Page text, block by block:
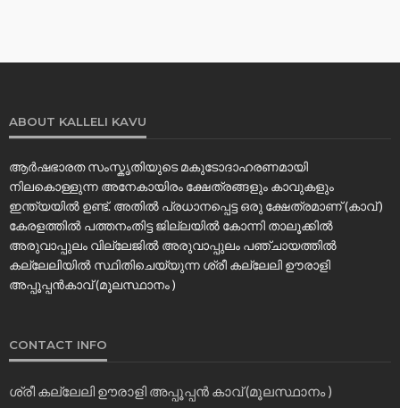
ABOUT KALLELI KAVU
ആർഷഭാരത സംസ്കൃതിയുടെ മകുടോദാഹരണമായി
നിലകൊള്ളുന്ന അനേകായിരം ക്ഷേത്രങ്ങളും കാവുകളും
ഇന്ത്യയിൽ ഉണ്ട്. അതിൽ പ്രധാനപ്പെട്ട ഒരു ക്ഷേത്രമാണ് (കാവ് )
കേരളത്തിൽ പത്തനംതിട്ട ജില്ലയിൽ കോന്നി താലൂക്കിൽ
അരുവാപ്പുലം വില്ലേജിൽ അരുവാപ്പുലം പഞ്ചായത്തിൽ
കല്ലേലിയില്‍ സ്ഥിതിചെയ്യുന്ന ശ്രീ കല്ലേലി ഊരാളി
അപ്പൂപ്പൻകാവ് (മൂലസ്ഥാനം )
CONTACT INFO
ശ്രീ കല്ലേലി ഊരാളി അപ്പൂപ്പന്‍ കാവ് (മൂലസ്ഥാനം )